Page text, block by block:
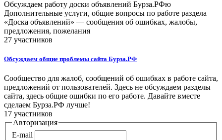
Обсуждаем работу доски объявлений Бурза.РФю
Дополнительные услуги, общие вопросы по работе раздела
«Доска объявлений» — сообщения об ошибках, жалобы,
предложения, пожелания
27 участников
Обсуждаем общие проблемы сайта Бурза.РФ
Сообщество для жалоб, сообщений об ошибках в работе сайта,
предложений от пользователей. Здесь не обсуждаем разделы
сайта, здесь общие ошибки по его работе. Давайте вместе
сделаем Бурза.РФ лучше!
17 участников
Авторизация
E-mail